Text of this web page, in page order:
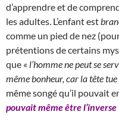
d’apprendre et de
les adultes. L’enfant est
comme un pied de nez
prétentions de certains
que « l’homme ne peut se
même bonheur, car la tête tue
même songé qu’il pouvait
pouvait même être l’inverse